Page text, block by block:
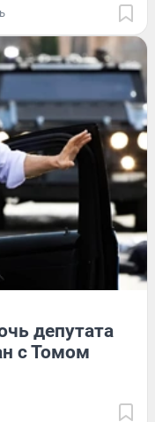
депутата
с Томом